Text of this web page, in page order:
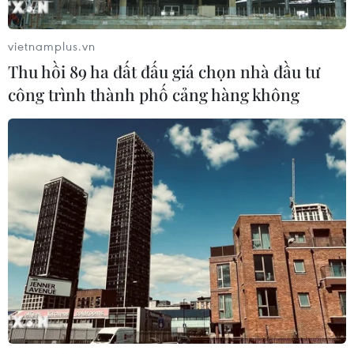
cường, sáng tạo, lấy người dân làm
trung tâm
06/08/2026 23:55
Ấn Độ thử thành công tên lửa đạn
đạo Agni-4, tầm bắn 4.000 km
Xem thêm
CƠ QUAN CHỦ QUẢN: THÔNG TẤN XÃ VIỆT NAM
vietnamplus.vn
Thu hồi 89 ha đất đấu giá chọn nhà đầu tư
công trình thành phố cảng hàng không